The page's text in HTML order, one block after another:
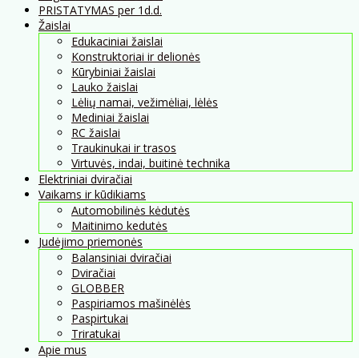
PRISTATYMAS per 1d.d.
Žaislai
Edukaciniai žaislai
Konstruktoriai ir delionės
Kūrybiniai žaislai
Lauko žaislai
Lėlių namai, vežimėliai, lėlės
Mediniai žaislai
RC žaislai
Traukinukai ir trasos
Virtuvės, indai, buitinė technika
Elektriniai dviračiai
Vaikams ir kūdikiams
Automobilinės kėdutės
Maitinimo kedutės
Judėjimo priemonės
Balansiniai dviračiai
Dviračiai
GLOBBER
Paspiriamos mašinėlės
Paspirtukai
Triratukai
Apie mus